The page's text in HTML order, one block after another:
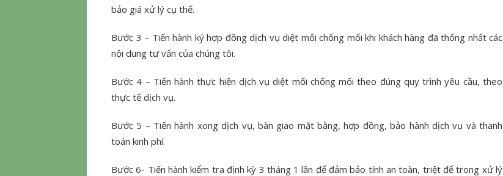
bảo giá xử lý cụ thể.
Bước 3 – Tiến hành ký hợp đồng dịch vụ diệt mối chống mối khi khách hàng đã thống nhất các
nội dung tư vấn của chúng tôi.
Bước 4 – Tiến hành thực hiện dịch vụ diệt mối chống mối theo đúng quy trình yêu cầu, theo
thực tế dịch vụ.
Bước 5 – Tiến hành xong dịch vụ, bàn giao mặt bằng, hợp đồng, bảo hành dịch vụ và thanh
toán kinh phí.
Bước 6- Tiến hành kiểm tra định kỳ 3 tháng 1 lần để đảm bảo tính an toàn, triệt để trong xử lý